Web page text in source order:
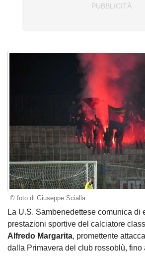
© foto di Giuseppe Scialla
La U.S. Sambenedettese comunica di
prestazioni sportive del calciatore
Alfredo Margarita, promettente
dalla Primavera del club rossoblù, fino